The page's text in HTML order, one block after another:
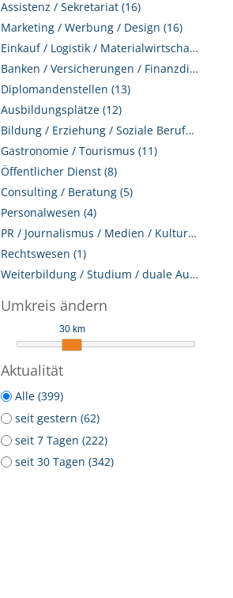
Assistenz / Sekretariat (16)
Marketing / Werbung / Design (16)
Einkauf / Logistik / Materialwirtschaft (14)
Banken / Versicherungen / Finanzdienstleister (13)
Diplomandenstellen (13)
Ausbildungsplätze (12)
Bildung / Erziehung / Soziale Berufe (11)
Gastronomie / Tourismus (11)
Öffentlicher Dienst (8)
Consulting / Beratung (5)
Personalwesen (4)
PR / Journalismus / Medien / Kultur (3)
Rechtswesen (1)
Weiterbildung / Studium / duale Ausbildung (1)
Umkreis ändern
30 km
Aktualität
Alle (399)
seit gestern (62)
seit 7 Tagen (222)
seit 30 Tagen (342)